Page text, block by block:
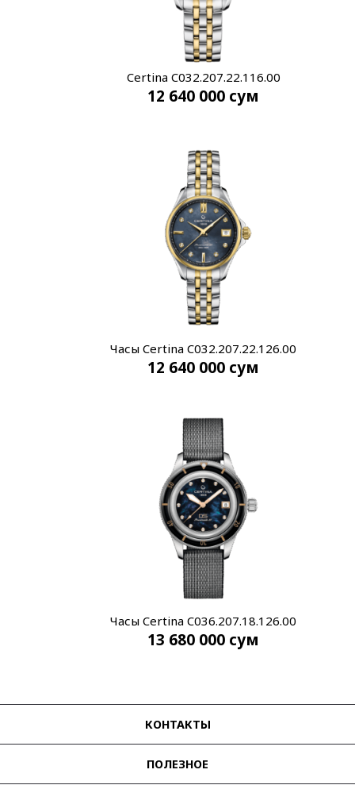
Certina C032.207.22.116.00
12 640 000 сум
Часы Certina C032.207.22.126.00
12 640 000 сум
Часы Certina C036.207.18.126.00
13 680 000 сум
КОНТАКТЫ
ПОЛЕЗНОЕ